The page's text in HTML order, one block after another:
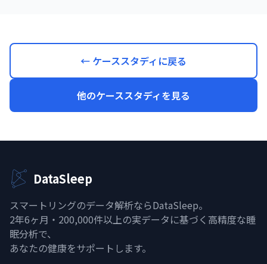
← ケーススタディに戻る
他のケーススタディを見る
DataSleep
スマートリングのデータ解析ならDataSleep。
2年6ヶ月・200,000件以上の実データに基づく高精度な睡
眠分析で、
あなたの健康をサポートします。